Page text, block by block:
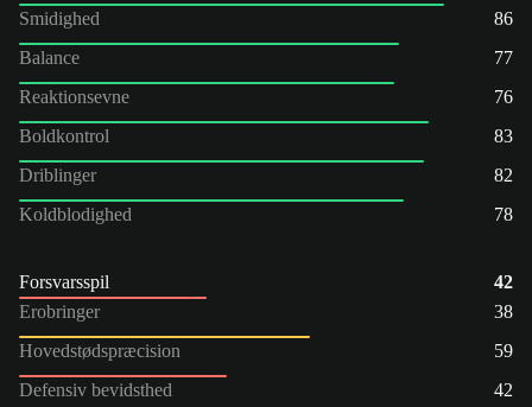
Smidighed
86
Balance
77
Reaktionsevne
76
Boldkontrol
83
Driblinger
82
Koldblodighed
78
Forsvarsspil
42
Erobringer
38
Hovedstødspræcision
59
Defensiv bevidsthed
42